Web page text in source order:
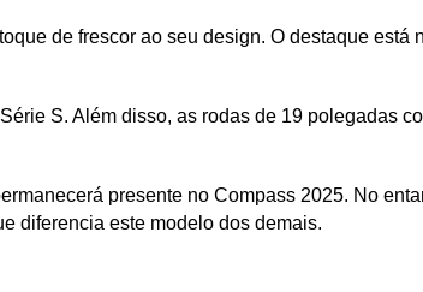
de frescor ao seu design. O destaque está
S. Além disso, as rodas de 19 polegadas
presente no Compass 2025. No
diferencia este modelo dos demais.